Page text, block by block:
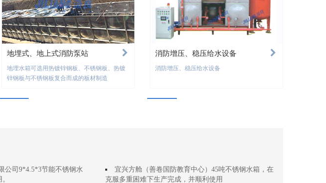
地埋式、地上式消防泵站
地埋水箱可选用热镀锌钢板、不锈钢板、热镀
锌钢板与不锈钢板复合而成的板材制造
消防增压、稳压给水设备
消防增压、稳压给水设备
公司9*4.5*3节能不锈钢水
宜兴方舱（善卷国防教育中心）45吨不锈钢水箱，在
克服多重困难下生产完成，并顺利使用